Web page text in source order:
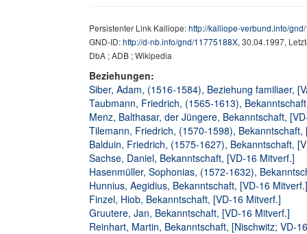
Persistenter Link Kalliope:http://kalliope-verbund.info/
GND-ID:http://d-nb.info/gnd/11775188X, 30.04.1997,
DbA ; ADB ; Wikipedia
Beziehungen:
Siber, Adam, (1516-1584), Beziehung familiaer,
Taubmann, Friedrich, (1565-1613),
Menz, Balthasar, der Jüngere, Bekanntschaft,
Tilemann, Friedrich, (1570-1598), Bekanntschaft,
Balduin, Friedrich, (1575-1627), Bekanntschaft,
Sachse, Daniel, Bekanntschaft, [VD-16 Mitverf.]
Hasenmüller, Sophonias, (1572-1632),
Hunnius, Aegidius, Bekanntschaft, [VD-16 Mitverf.]
Finzel, Hiob, Bekanntschaft, [VD-16 Mitverf.]
Gruutere, Jan, Bekanntschaft, [VD-16 Mitverf.]
Reinhart, Martin, Bekanntschaft, [Nischwitz; VD-